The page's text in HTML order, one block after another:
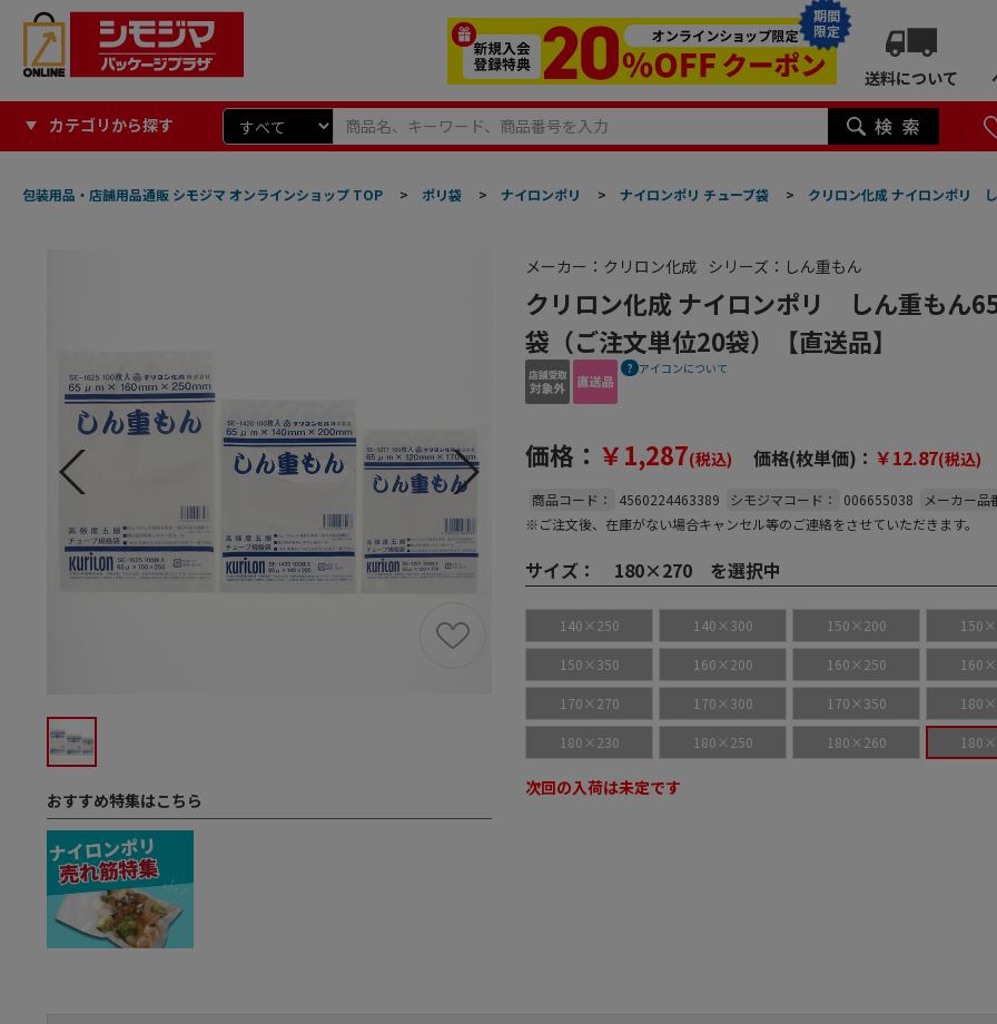
期間
限定
送料について
カテゴリから探す
包装用品・店舗用品通販 シモジマ オンラインショップ TOP > ポリ袋 > ナイロンポリ > ナイロンポリ チューブ袋 > クリロン化成 ナイロンポリ
おすすめ特集はこちら
メーカー：クリロン化成 シリーズ：しん重もん
クリロン化成 ナイロンポリ しん重もん
袋（ご注文単位20袋）【直送品】
アイコンについて
価格： ￥1,287(税込) 価格(枚単価)： ￥12.87(税込)
商品コード： 4560224463389 シモジマコード： 006655038 メーカー品
※ご注文後、在庫がない場合キャンセル等のご連絡をさせていただきます。
サイズ： 180×270 を選択中
140×250 140×300 150×200
150×350 160×200 160×250
170×270 170×300 170×350
180×230 180×250 180×260
次回の入荷は未定です